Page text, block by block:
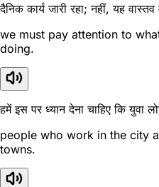
दैनिक कार्य जारी रहा; नहीं, यह
we must pay attention to
doing.
हमें इस पर ध्यान देना चाहिए कि युवा
people who work in the city
towns.